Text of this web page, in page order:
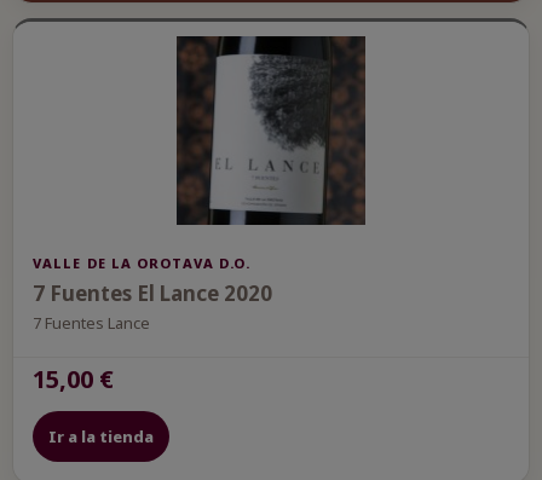
VALLE DE LA OROTAVA D.O.
7 Fuentes El Lance 2020
7 Fuentes Lance
15,00 €
Ir a la tienda